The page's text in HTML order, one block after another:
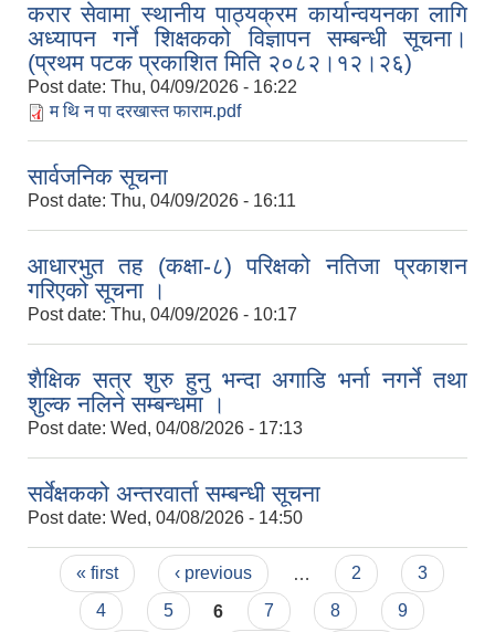
करार सेवामा स्थानीय पाठ्यक्रम कार्यान्वयनका लागि
अध्यापन गर्ने शिक्षकको विज्ञापन सम्बन्धी सूचना।
(प्रथम पटक प्रकाशित मिति २०८२।१२।२६)
Post date: Thu, 04/09/2026 - 16:22
म थि न पा दरखास्त फाराम.pdf
सार्वजनिक सूचना
Post date: Thu, 04/09/2026 - 16:11
आधारभुत तह (कक्षा-८) परिक्षको नतिजा प्रकाशन
गरिएको सूचना ।
Post date: Thu, 04/09/2026 - 10:17
शैक्षिक सत्र शुरु हुनु भन्दा अगाडि भर्ना नगर्ने तथा
शुल्क नलिने सम्बन्धमा ।
Post date: Wed, 04/08/2026 - 17:13
सर्वेक्षकको अन्तरवार्ता सम्बन्धी सूचना
Post date: Wed, 04/08/2026 - 14:50
Pages
« first ‹ previous 2
3
4
5 6 7 8
9